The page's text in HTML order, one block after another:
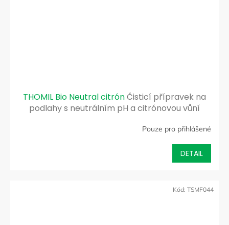
THOMIL Bio Neutral citrónČisticí přípravek na
podlahy s neutrálním pH a citrónovou vůní
Pouze pro přihlášené
DETAIL
Kód: TSMF044